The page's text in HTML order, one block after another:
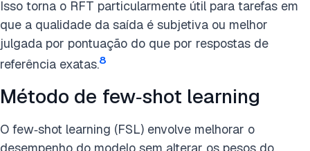
Isso torna o RFT particularmente útil para tarefas em
que a qualidade da saída é subjetiva ou melhor
julgada por pontuação do que por respostas de
referência exatas.8
Método de few‑shot learning
O few‑shot learning (FSL) envolve melhorar o